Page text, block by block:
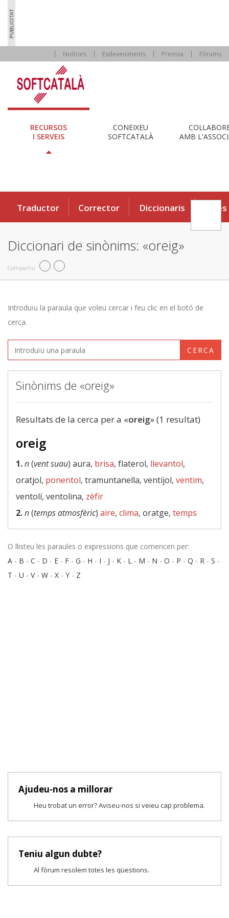
Notícies Esdeveniments Premsa Fòrums
RECURSOS
I SERVEIS
CONEIXEU
SOFTCATALÀ
AMB
Traductor Corrector Diccionaris Eines
Diccionari de sinònims: «oreig»
Compartiu
Introduïu la paraula que voleu cercar i feu clic en el botó de
cerca.
CERCA
Sinònims de «oreig»
Resultats de la cerca per a «oreig» (1 resultat)
oreig
1.n(vent suau) aura, brisa, flaterol, llevantol,
oratjol, ponentol, tramuntanella, ventijol, ventim,
ventolí, ventolina, zèfir
2.n(temps atmosfèric) aire, clima, oratge, temps
O llisteu les paraules o expressions que comencen per:
A - B - C - D - E - F - G - H - I - J - K - L - M - N - O - P - Q - R - S -
T - U - V- W - X - Y - Z
Ajudeu-nos a millorar
Heu trobat un error? Aviseu-nos si veieu cap problema.
Teniu algun dubte?
Al fòrum resolem totes les qüestions.